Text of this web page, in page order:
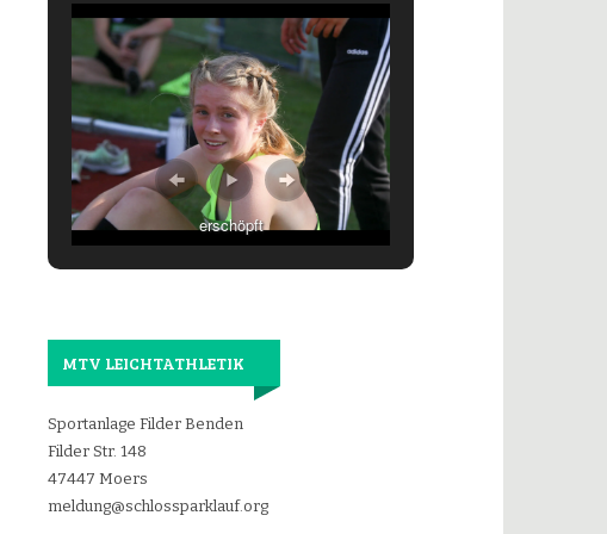
erschöpft
MTV LEICHTATHLETIK
Sportanlage Filder Benden
Filder Str. 148
47447 Moers
meldung@schlossparklauf.org